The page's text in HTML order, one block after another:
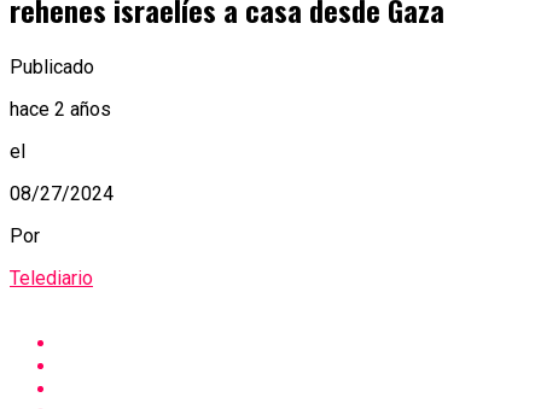
rehenes israelíes a casa desde Gaza
Publicado
hace 2 años
el
08/27/2024
Por
Telediario